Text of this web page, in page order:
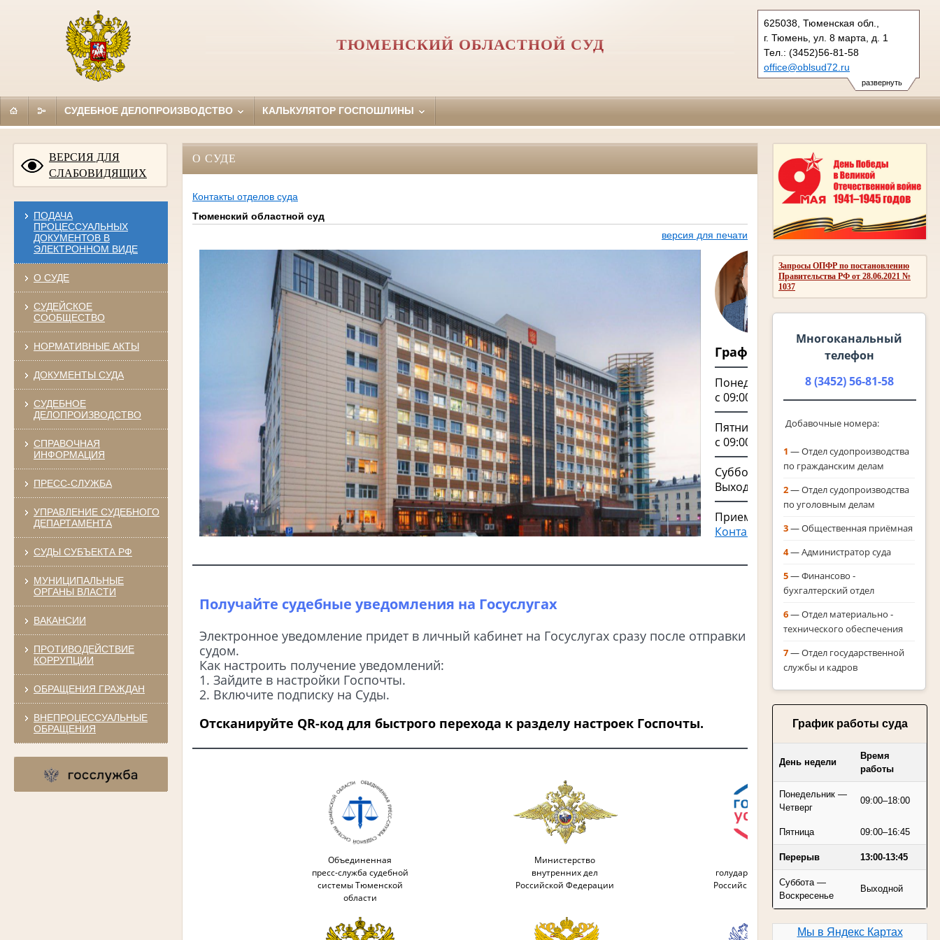
развернуть
625038, Тюменская обл.,
г. Тюмень, ул. 8 марта, д. 1
Тел.: (3452)56-81-58
office@oblsud72.ru
ТЮМЕНСКИЙ ОБЛАСТНОЙ СУД
СУДЕБНОЕ ДЕЛОПРОИЗВОДСТВО КАЛЬКУЛЯТОР ГОСПОШЛИНЫ
ВЕРСИЯ ДЛЯ
СЛАБОВИДЯЩИХ
ПОДАЧА
ПРОЦЕССУАЛЬНЫХ
ДОКУМЕНТОВ В
ЭЛЕКТРОННОМ ВИДЕ
О СУДЕ
СУДЕЙСКОЕ
СООБЩЕСТВО
НОРМАТИВНЫЕ АКТЫ
ДОКУМЕНТЫ СУДА
СУДЕБНОЕ
ДЕЛОПРОИЗВОДСТВО
СПРАВОЧНАЯ
ИНФОРМАЦИЯ
ПРЕСС-СЛУЖБА
УПРАВЛЕНИЕ СУДЕБНОГО
ДЕПАРТАМЕНТА
СУДЫ СУБЪЕКТА РФ
МУНИЦИПАЛЬНЫЕ
ОРГАНЫ ВЛАСТИ
ВАКАНСИИ
ПРОТИВОДЕЙСТВИЕ
КОРРУПЦИИ
ОБРАЩЕНИЯ ГРАЖДАН
ВНЕПРОЦЕССУАЛЬНЫЕ
ОБРАЩЕНИЯ
Запросы ОПФР по постановлению
Правительства РФ от 28.06.2021 №
1037
Многоканальный
телефон
8 (3452) 56-81-58
Добавочные номера:
1 — Отдел судопроизводства
по гражданским делам
2— Отдел судопроизводства
по уголовным делам
3— Общественная приёмная
4— Администратор суда
5— Финансово ‑
бухгалтерский отдел
6— Отдел материально ‑
технического обеспечения
7— Отдел государственной
службы и кадров
График работы суда
День недели
Время
работы
Понедельник —
Четверг
09:00–18:00
Пятница 09:00–16:45
Перерыв 13:00-13:45
Суббота —
Воскресенье
Выходной
Мы в Яндекс Картах
О СУДЕ
Контакты отделов суда
Тюменский областной суд
версия для печати
График работы суда
Понедельник - Четверг
с 09:00 по 18:00 (13:00 - 13:45 перерыв
Пятница
с 09:00 по 16:45 (13:00 - 13:45 перерыв
Суббота - Воскресенье
Выходной
Прием граждан осуществляется в
Контакты отделов суда
Получайте судебные уведомления на Госуслугах
Электронное уведомление придет в личный кабинет на Госуслугах сразу после отправки
судом.
Как настроить получение уведомлений:
1. Зайдите в настройки Госпочты.
2. Включите подписку на Суды.
Отсканируйте QR-код для быстрого перехода к разделу настроек Госпочты.
Объединенная
пресс-служба судебной
системы Тюменской
области
Министерство
внутренних дел
Российской Федерации
голударственных услуг
Российской Федерации